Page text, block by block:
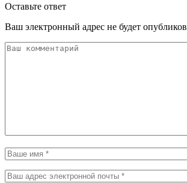
Оставьте ответ
Ваш электронный адрес не будет